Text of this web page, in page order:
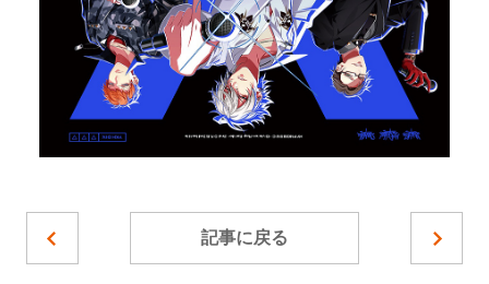
記事に戻る